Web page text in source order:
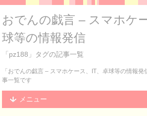
おでんの戯言 – スマホケ
球等の情報発信
「pz188」タグの記事一覧
「おでんの戯言 – スマホケース、IT、卓球等の情報
事一覧です
メニュー